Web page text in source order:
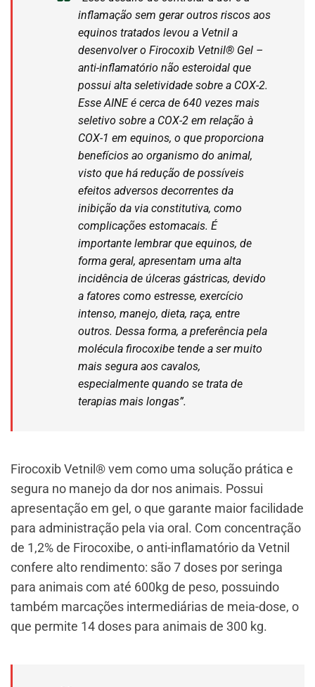
inflamação sem gerar outros riscos aos
equinos tratados levou a Vetnil a
desenvolver o Firocoxib Vetnil® Gel –
anti-inflamatório não esteroidal que
possui alta seletividade sobre a COX-2.
Esse AINE é cerca de 640 vezes mais
seletivo sobre a COX-2 em relação à
COX-1 em equinos, o que proporciona
benefícios ao organismo do animal,
visto que há redução de possíveis
efeitos adversos decorrentes da
inibição da via constitutiva, como
complicações estomacais. É
importante lembrar que equinos, de
forma geral, apresentam uma alta
incidência de úlceras gástricas, devido
a fatores como estresse, exercício
intenso, manejo, dieta, raça, entre
outros. Dessa forma, a preferência pela
molécula firocoxibe tende a ser muito
mais segura aos cavalos,
especialmente quando se trata de
terapias mais longas”.
Firocoxib Vetnil® vem como uma solução prática e
segura no manejo da dor nos animais. Possui
apresentação em gel, o que garante maior facilidade
para administração pela via oral. Com concentração
de 1,2% de Firocoxibe, o anti-inflamatório da Vetnil
confere alto rendimento: são 7 doses por seringa
para animais com até 600kg de peso, possuindo
também marcações intermediárias de meia-dose, o
que permite 14 doses para animais de 300 kg.